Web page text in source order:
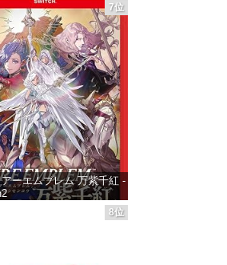
価格：¥6,155
7位
ーエムブレム 万紫千紅 -
価格：¥8,979
8位